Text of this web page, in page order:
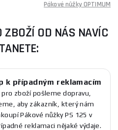
Pákové nůžky OPTIMUM
ZBOŽÍ OD NÁS NAVÍC
případným reklamacím
zboží pošleme dopravu,
aby zákazník, který nám
Pákové nůžky PS 125 v
reklamaci nějaké výdaje.